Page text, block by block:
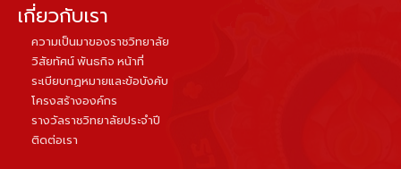
เกี่ยวกับเรา
ความเป็นมาของราชวิทยาลัย
วิสัยทัศน์ พันธกิจ หน้าที่
ระเบียบกฏหมายและข้อบังคับ
โครงสร้างองค์กร
รางวัลราชวิทยาลัยประจำปี
ติดต่อเรา